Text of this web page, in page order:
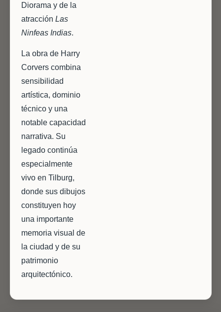
Diorama y de la
atracción Las
Ninfeas Indias.
La obra de Harry
Corvers combina
sensibilidad
artística, dominio
técnico y una
notable capacidad
narrativa. Su
legado continúa
especialmente
vivo en Tilburg,
donde sus dibujos
constituyen hoy
una importante
memoria visual de
la ciudad y de su
patrimonio
arquitectónico.